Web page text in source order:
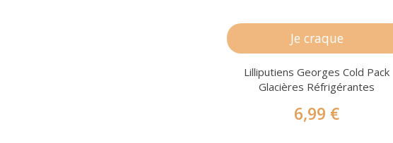
Je craque
Lilliputiens Georges Cold Pack
Glacières Réfrigérantes
6,99 €